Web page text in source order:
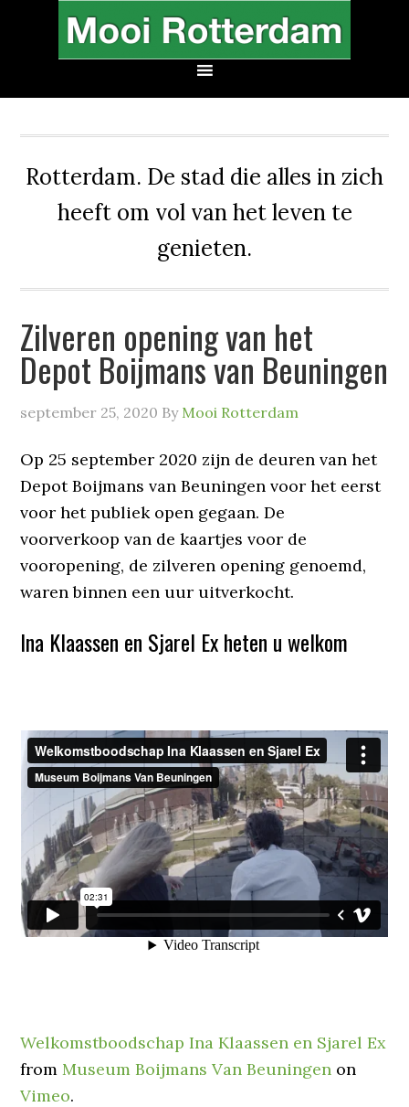
Rotterdam. De stad die alles in zich
heeft om vol van het leven te
genieten.
Zilveren opening van het
Depot Boijmans van Beuningen
september 25, 2020 By Mooi Rotterdam
Op 25 september 2020 zijn de deuren van het
Depot Boijmans van Beuningen voor het eerst
voor het publiek open gegaan. De
voorverkoop van de kaartjes voor de
vooropening, de zilveren opening genoemd,
waren binnen een uur uitverkocht.
Ina Klaassen en Sjarel Ex heten u welkom
Welkomstboodschap Ina Klaassen en Sjarel Ex
fromMuseum Boijmans Van Beuningen on
Vimeo.